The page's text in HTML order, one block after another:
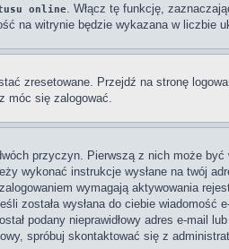
online. Włącz tę funkcję,
na witrynie będzie wykazana w liczbie
zresetowane. Przejdź na stronę
móc się zalogować.
przyczyn. Pierwszą z nich może być
wykonać instrukcje wysłane na twój
wymagają aktywowania
została wysłana do ciebie wiadomość
podany nieprawidłowy adres e-mail
spróbuj skontaktować się z